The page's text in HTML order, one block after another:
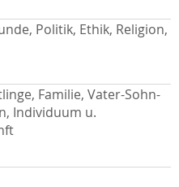
Politik, Ethik, Religion,
Familie, Vater-Sohn-
Individuum u.